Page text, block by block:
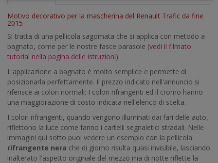
Motivo decorativo per la mascherina del Renault Trafic da fine
2015
Si tratta di una pellicola sagomata che si applica con metodo a
bagnato, come per le nostre fasce parasole (vedi il filmato
tutorial nella pagina delle istruzioni).
L'applicazione a bagnato è molto semplice e permette di
posizionarla perfettamente. Il prezzo indicato nell'annuncio si
riferisce ai colori normali; I colori rifrangenti ed il cromo hanno
una maggiorazione di costo indicata nell'elenco di scelta.
I colori rifrangenti, quando vengono illuminati dai fari delle auto,
riflettono la luce come fanno i cartelli segnaletici stradali. Nelle
immagini qui sotto puoi vedere un esempio con la pellicola
rifrangente nera che di giorno risulta quasi invisibile, lasciando
inalterato l'aspetto originale del mezzo ma di notte riflette la